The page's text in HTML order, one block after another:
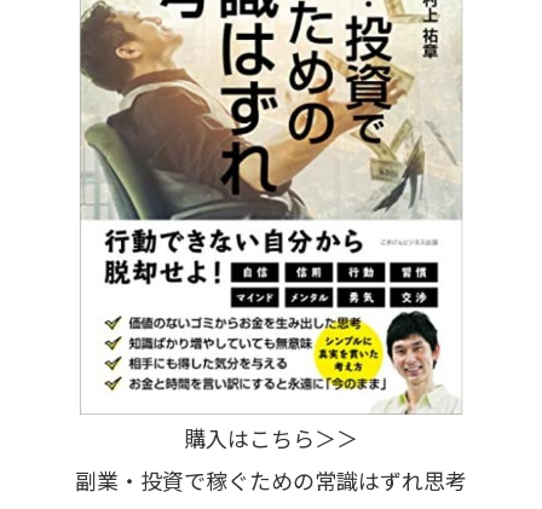
購入はこちら＞＞
副業・投資で稼ぐための常識はずれ思考